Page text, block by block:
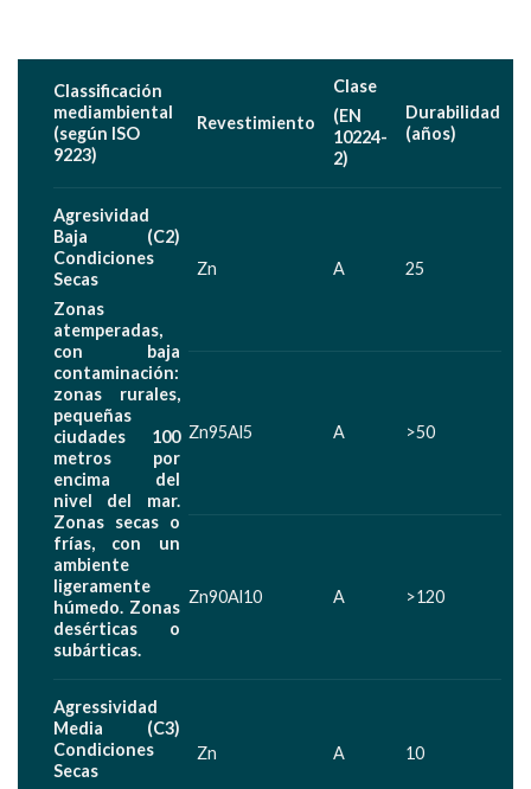
Classificación
mediambiental
(según ISO
9223)
Revestimiento
Clase
(EN
10224-
2)
Durabilidad
(años)
Agresividad
Baja (C2)
Condiciones
Secas
Zonas
atemperadas,
con baja
contaminación:
zonas rurales,
pequeñas
ciudades 100
metros por
encima del
nivel del mar.
Zonas secas o
frías, con un
ambiente
ligeramente
húmedo. Zonas
desérticas o
subárticas.
Zn A 25
Zn95Al5 A >50
Zn90Al10 A >120
Agressividad
Media (C3)
Condiciones
Secas
Zn A 10